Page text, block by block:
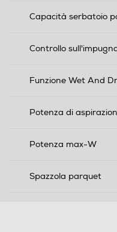
Capacità serbatoio
Controllo
Funzione Wet And
Potenza di
Potenza max-W
Spazzola parquet